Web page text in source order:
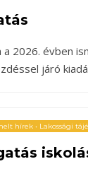
2026. évben
járó
hírek • Lakossági